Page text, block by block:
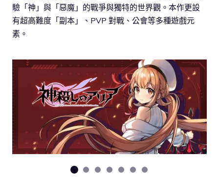
驗「神」與「惡魔」的戰爭與獨特的世界觀。本作更設
有超高難度「副本」、PVP 對戰、公會等多種遊戲元
素。